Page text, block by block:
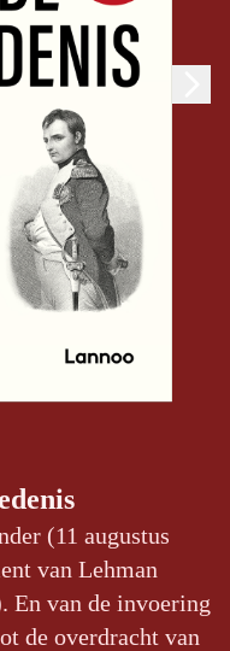
(11 augustus
van Lehman
En van de invoering
de overdracht van